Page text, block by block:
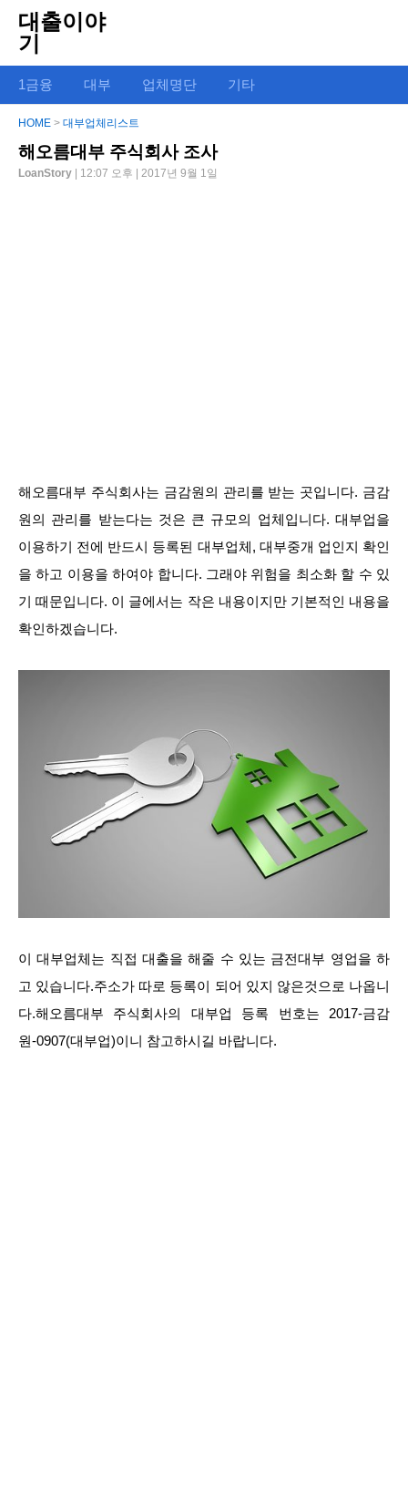
대출이야
기
1금융 대부 업체명단 기타
HOME > 대부업체리스트
해오름대부 주식회사 조사
LoanStory | 12:07 오후 | 2017년 9월 1일
해오름대부 주식회사는 금감원의 관리를 받는 곳입니다. 금감
원의 관리를 받는다는 것은 큰 규모의 업체입니다. 대부업을
이용하기 전에 반드시 등록된 대부업체, 대부중개 업인지 확인
을 하고 이용을 하여야 합니다. 그래야 위험을 최소화 할 수 있
기 때문입니다. 이 글에서는 작은 내용이지만 기본적인 내용을
확인하겠습니다.
이 대부업체는 직접 대출을 해줄 수 있는 금전대부 영업을 하
고 있습니다.주소가 따로 등록이 되어 있지 않은것으로 나옵니
다.해오름대부 주식회사의 대부업 등록 번호는 2017-금감
원-0907(대부업)이니 참고하시길 바랍니다.